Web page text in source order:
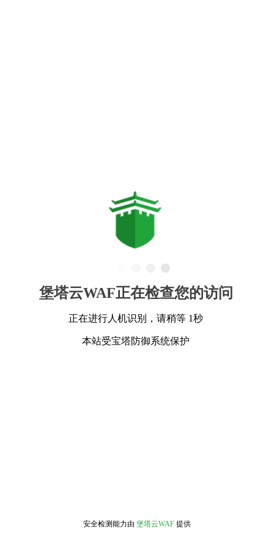
堡塔云WAF正在检查您的访问
正在进行人机识别，请稍等 1秒
本站受宝塔防御系统保护
安全检测能力由 堡塔云WAF 提供